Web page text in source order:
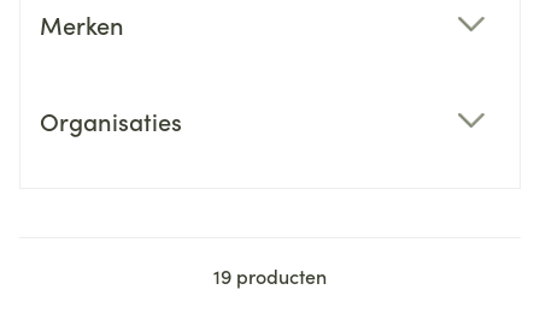
Merken
Organisaties
19 producten